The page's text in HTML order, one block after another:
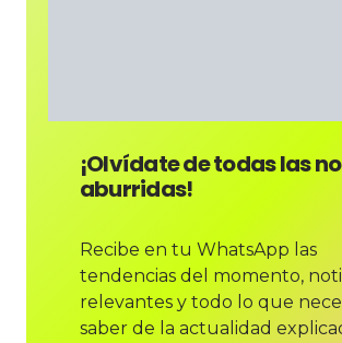
¡Olvídate de todas las
aburridas!
Recibe en tu WhatsApp las
tendencias del momento,
relevantes y todo lo que
saber de la actualidad